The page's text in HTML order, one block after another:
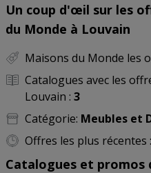
Un coup d'œil sur les
du Monde à Louvain
Maisons du Monde les
Catalogues avec les
Louvain : 3
Catégorie: Meubles et
Offres les plus récentes :
Catalogues et promos